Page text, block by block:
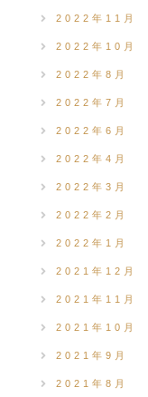
2022年11月
2022年10月
2022年8月
2022年7月
2022年6月
2022年4月
2022年3月
2022年2月
2022年1月
2021年12月
2021年11月
2021年10月
2021年9月
2021年8月